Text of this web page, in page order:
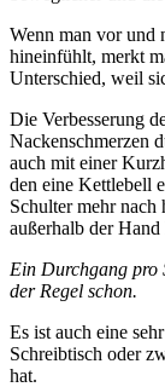
Wenn man vor und
hineinfühlt, merkt
Unterschied, weil
Die Verbesserung
Nackenschmerzen
auch mit einer
den eine Kettlebell
Schulter mehr nach
außerhalb der Hand
Ein Durchgang pro
der Regel schon.
Es ist auch eine
Schreibtisch oder
hat.